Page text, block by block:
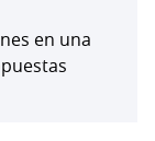
en una